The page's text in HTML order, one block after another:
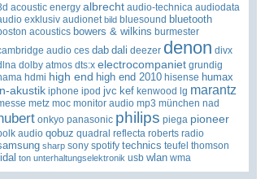
acoustic energy albrecht audio-technica audiodata
exklusiv audionet bild bluesound bluetooth
acoustics bowers & wilkins burmester
audio ces dab dali deezer denon divx
dolby atmos dts:x electrocompaniet grundig
hdmi high end high end 2010 hisense humax
akustik iphone ipod jvc kef kenwood lg marantz
metz moc monitor audio mp3 münchen nad
onkyo panasonic philips piega pioneer
audio qobuz quadral reflecta roberts radio
sharp sony spotify technics teufel thomson
ton unterhaltungselektronik usb wlan wma